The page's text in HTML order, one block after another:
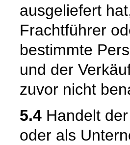
ausgeliefert
Frachtführer
bestimmte
und der
zuvor nicht
5.4 Handelt
oder als